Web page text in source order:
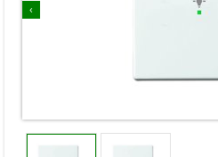
‹